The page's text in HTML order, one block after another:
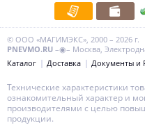
© ООО «МАГИМЭКС», 2000 – 2026 г.
PNEVMO.RU –◉– Москва,
Каталог
Доставка Документы и
Технические характеристики
ознакомительный характер и
производителями с целью
продукции.